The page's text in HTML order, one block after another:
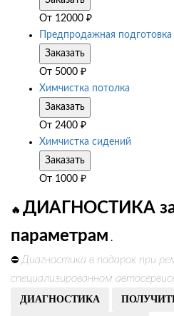
От 12000 ₽
Предпродажная подготовка
Заказать
От 5000 ₽
Химчистка потолка
Заказать
От 2400 ₽
Химчистка сидений
Заказать
От 1000 ₽
🔥 ДИАГНОСТИКА за
параметрам .
⛔ Диагностика в подарок при
специализированном
ДИАГНОСТИКА